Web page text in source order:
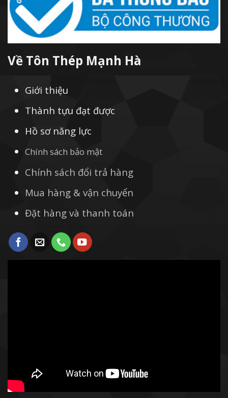
Về Tôn Thép Mạnh Hà
Giới thiệu
Thành tựu đạt được
Hồ sơ năng lực
Chính sách bảo mật
Chính sách đổi trả hàng
Mua hàng & vận chuyển
Đặt hàng và thanh toán